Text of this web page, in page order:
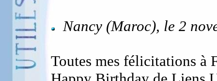
Nancy (Maroc), le 2
Toutes mes félicitations à